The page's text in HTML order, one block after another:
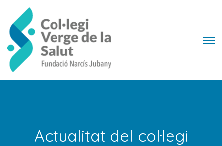
Actualitat del col·legi